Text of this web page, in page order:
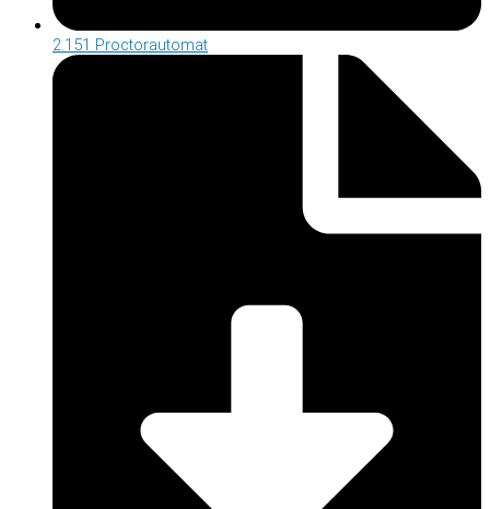
2.151 Proctorautomat